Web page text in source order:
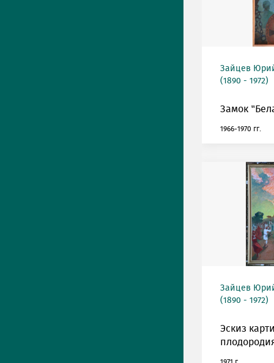
Зайцев
(1890 - 1972)
Замок
1966-1970 гг.
Зайцев
(1890 - 1972)
Эскиз